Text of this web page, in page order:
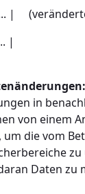
|
|
in
von einem
die vom
Daten zu